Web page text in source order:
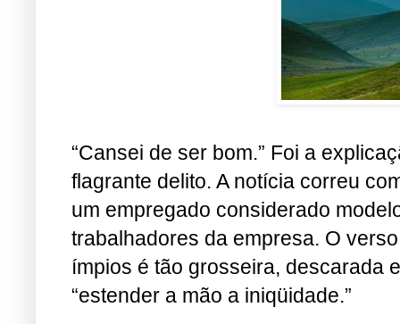
“Cansei de ser bom.” Foi a
flagrante delito. A notícia correu
um empregado considerado
trabalhadores da empresa. O
ímpios é tão grosseira, descarada
“estender a mão a iniqüidade.”